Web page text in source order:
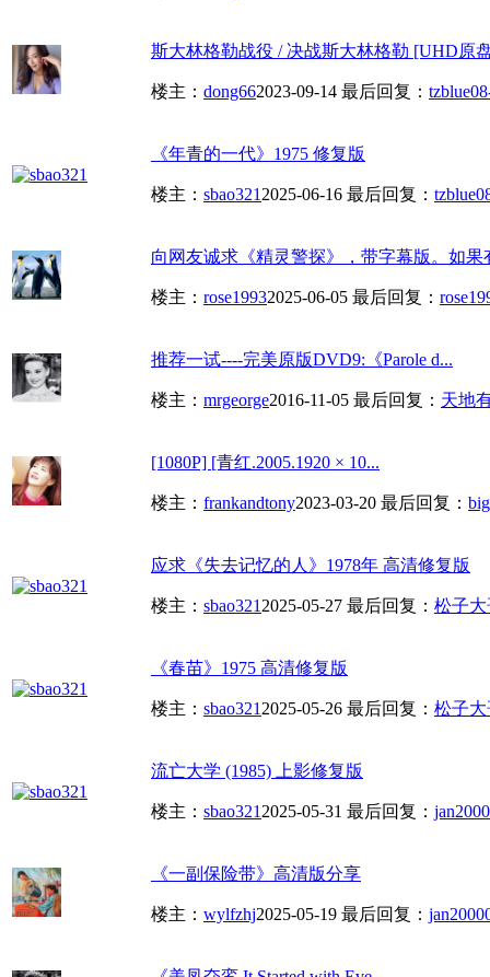
斯大林格勒战役 / 决战斯大林格勒 [UHD原
楼主： dong662023-09-14 最后回复： tzblue
《年青的一代》1975 修复版
楼主： sbao3212025-06-16 最后回复： tzblue
向网友诚求《精灵警探》，带字幕版。如果
楼主： rose19932025-06-05 最后回复：
推荐一试----完美原版DVD9:《Parole d...
楼主： mrgeorge2016-11-05 最后回复： 天地
[1080P] [青红.2005.1920 × 10...
楼主： frankandtony2023-03-20 最后回复：
应求《失去记忆的人》1978年 高清修复版
楼主： sbao3212025-05-27 最后回复： 松子大
《春苗》1975 高清修复版
楼主： sbao3212025-05-26 最后回复： 松子大
流亡大学 (1985) 上影修复版
楼主： sbao3212025-05-31 最后回复： jan2000
《一副保险带》高清版分享
楼主： wylfzhj2025-05-19 最后回复： jan2000